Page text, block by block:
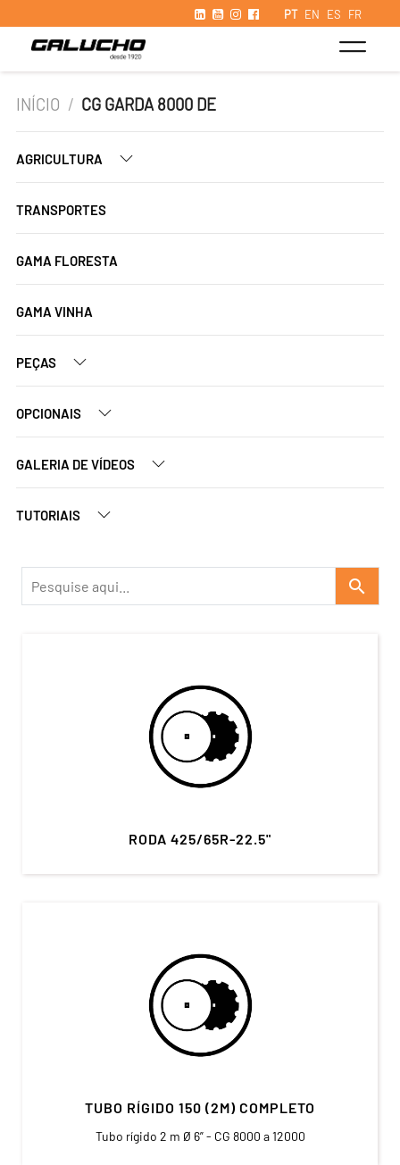
PT EN ES FR
INÍCIO / CG GARDA 8000 DE
AGRICULTURA
TRANSPORTES
GAMA FLORESTA
GAMA VINHA
PEÇAS
OPCIONAIS
GALERIA DE VÍDEOS
TUTORIAIS
search
RODA 425/65R-22.5"
TUBO RÍGIDO 150 (2M) COMPLETO
Tubo rígido 2 m Ø 6” - CG 8000 a 12000